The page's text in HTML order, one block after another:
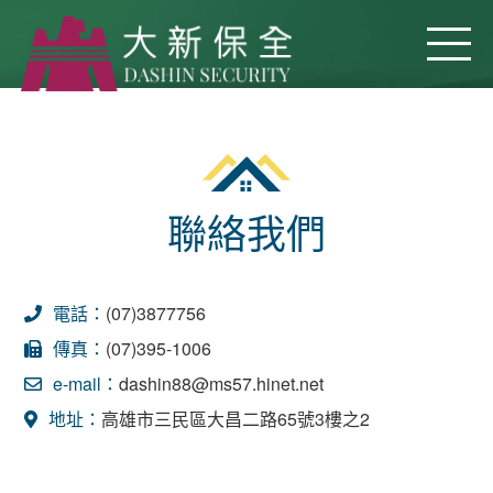
聯絡我們
電話： (07)3877756
傳真： (07)395-1006
e-mail：dashin88@ms57.hinet.net
地址： 高雄市三民區大昌二路65號3樓之2